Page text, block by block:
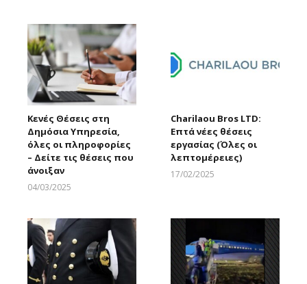
Κενές Θέσεις στη
Δημόσια Υπηρεσία,
όλες οι πληροφορίες
– Δείτε τις θέσεις που
άνοιξαν
04/03/2025
Charilaou Bros LTD:
Eπτά νέες θέσεις
εργασίας (Όλες οι
λεπτομέρειες)
17/02/2025